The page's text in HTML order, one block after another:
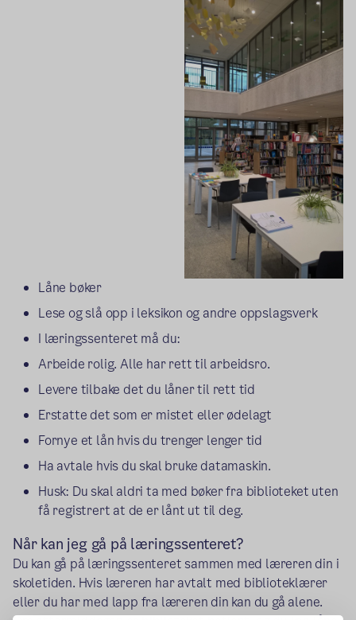
Låne bøker
Lese og slå opp i leksikon og andre oppslagsverk
I læringssenteret må du:
Arbeide rolig. Alle har rett til arbeidsro.
Levere tilbake det du låner til rett tid
Erstatte det som er mistet eller ødelagt
Fornye et lån hvis du trenger lenger tid
Ha avtale hvis du skal bruke datamaskin.
Husk: Du skal aldri ta med bøker fra biblioteket uten
få registrert at de er lånt ut til deg.
Når kan jeg gå på læringssenteret?
Du kan gå på læringssenteret sammen med læreren din i
skoletiden. Hvis læreren har avtalt med biblioteklærer
eller du har med lapp fra læreren din kan du gå alene.